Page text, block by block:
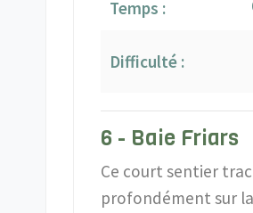
Temps :
Difficulté :
6 - Baie Friars
Ce court sentier
profondément sur la